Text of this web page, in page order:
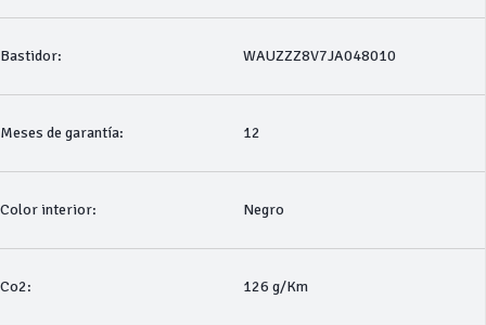
Bastidor: WAUZZZ8V7JA048010
Meses de garantía: 12
Color interior: Negro
Co2: 126 g/Km